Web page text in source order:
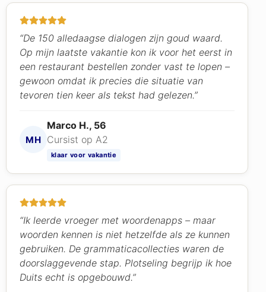
“De 150 alledaagse dialogen zijn goud waard.
Op mijn laatste vakantie kon ik voor het eerst in
een restaurant bestellen zonder vast te lopen –
gewoon omdat ik precies die situatie van
tevoren tien keer als tekst had gelezen.”
MH
Marco H., 56
Cursist op A2
klaar voor vakantie
“Ik leerde vroeger met woordenapps – maar
woorden kennen is niet hetzelfde als ze kunnen
gebruiken. De grammaticacollecties waren de
doorslaggevende stap. Plotseling begrijp ik hoe
Duits echt is opgebouwd.”